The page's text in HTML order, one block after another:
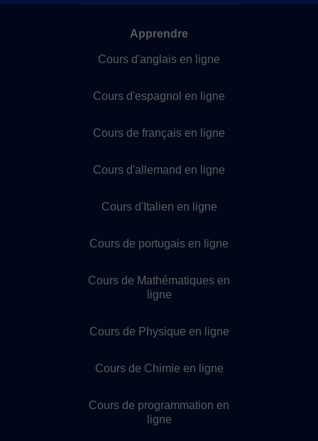
Apprendre
Cours d'anglais en ligne
Cours d'espagnol en ligne
Cours de français en ligne
Cours d'allemand en ligne
Cours d'Italien en ligne
Cours de portugais en ligne
Cours de Mathématiques en
ligne
Cours de Physique en ligne
Cours de Chimie en ligne
Cours de programmation en
ligne